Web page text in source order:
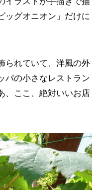
ッグオニオン」だけに
られていて、洋風の外
パの小さなレストラン
、ここ、絶対いいお店